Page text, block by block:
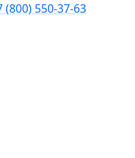
(800) 550-37-63